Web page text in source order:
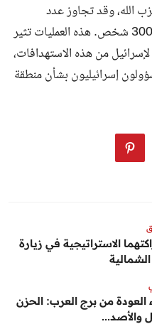
الله، وقد تجاوز عدد
الضحايا من قيادات الحزب أكثر من 300 شخص. هذه العمليات تثير
من هذه الاستهدافات،
إسرائيليون بشأن منطقة
الاستراتيجية في زيارة
العودة من برج العرب: الحزن
والأصد...